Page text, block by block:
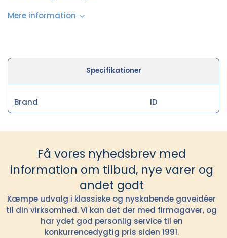
Mere information
Specifikationer
Brand ID
Få vores nyhedsbrev med
information om tilbud, nye varer og
andet godt
Kæmpe udvalg i klassiske og nyskabende gaveidéer
til din virksomhed. Vi kan det der med firmagaver, og
har ydet god personlig service til en
konkurrencedygtig pris siden 1991.